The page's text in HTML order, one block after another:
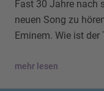
Fast 30 Jahre nach
neuen Song zu
Eminem. Wie ist der
mehr lesen